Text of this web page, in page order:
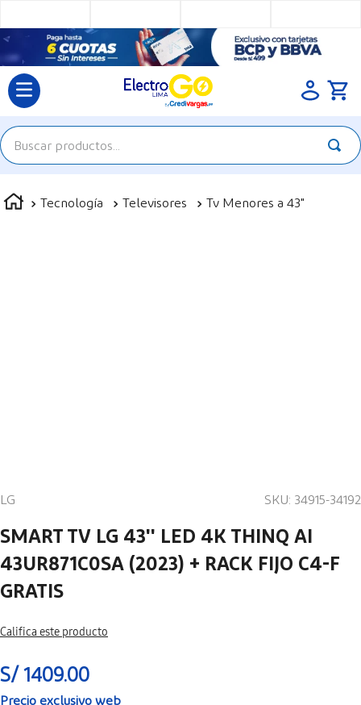
Buscar productos...
Tecnología Televisores Tv Menores a 43"
LG SKU: 34915-34192
SMART TV LG 43'' LED 4K THINQ AI
43UR871C0SA (2023) + RACK FIJO C4-F
GRATIS
Califica este producto
S/ 1409.00
1.
televisores